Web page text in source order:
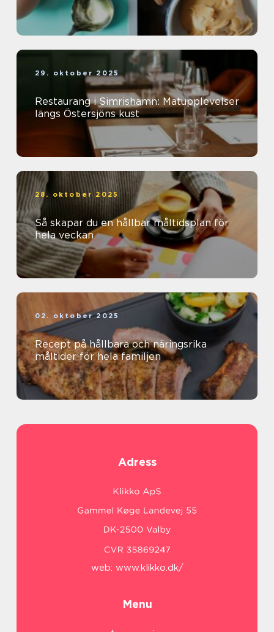
29. oktober 2025
Restaurang i Simrishamn: Matupplevelser
längs Östersjöns kust
28. oktober 2025
Så skapar du en hållbar måltidsplan för
hela veckan
02. oktober 2025
Recept på hållbara och näringsrika
måltider för hela familjen
Adress
web: www.klikko.dk/
Menu